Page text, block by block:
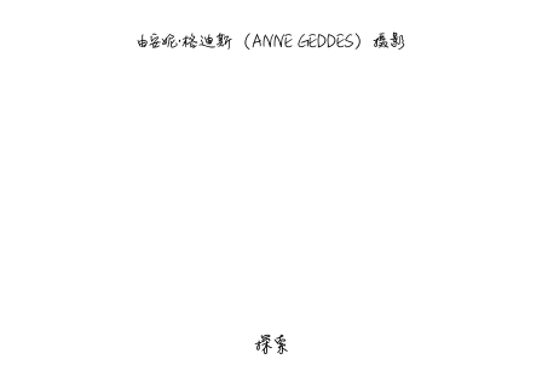
由安妮·格迪斯（ANNE GEDDES）摄影
探索